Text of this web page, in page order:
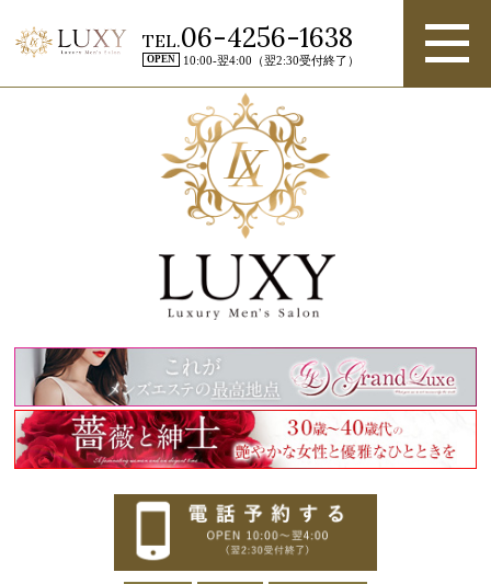
TEL.06-4256-1638
OPEN 10:00-翌4:00（翌2:30受付終了）